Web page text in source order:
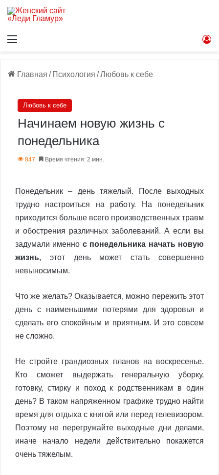
Главная / Психология /Любовь к себе
Любовь к себе
Начинаем новую жизнь с
понедельника
847 Время чтения: 2 мин.
Понедельник – день тяжелый. После выходных
трудно настроиться на работу. На понедельник
приходится больше всего производственных травм
и обострения различных заболеваний. А если вы
задумали именно с понедельника начать новую
жизнь, этот день может стать совершенно
невыносимым.
Что же желать? Оказывается, можно пережить этот
день с наименьшими потерями для здоровья и
сделать его спокойным и приятным. И это совсем
не сложно.
Не стройте грандиозных планов на воскресенье.
Кто сможет выдержать генеральную уборку,
готовку, стирку и поход к родственникам в один
день? В таком напряженном графике трудно найти
время для отдыха с книгой или перед телевизором.
Поэтому не перегружайте выходные дни делами,
иначе начало недели действительно покажется
очень тяжелым.